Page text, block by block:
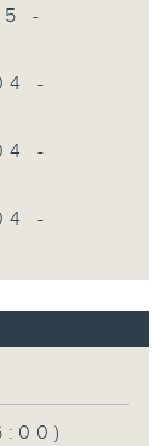
-
-
-
-